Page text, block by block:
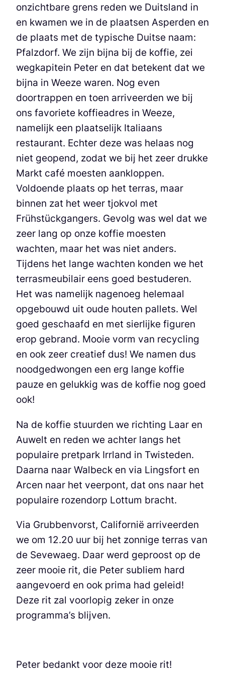
onzichtbare grens reden we Duitsland in
en kwamen we in de plaatsen Asperden en
de plaats met de typische Duitse naam:
Pfalzdorf. We zijn bijna bij de koffie, zei
wegkapitein Peter en dat betekent dat we
bijna in Weeze waren. Nog even
doortrappen en toen arriveerden we bij
ons favoriete koffieadres in Weeze,
namelijk een plaatselijk Italiaans
restaurant. Echter deze was helaas nog
niet geopend, zodat we bij het zeer drukke
Markt café moesten aankloppen.
Voldoende plaats op het terras, maar
binnen zat het weer tjokvol met
Frühstückgangers. Gevolg was wel dat we
zeer lang op onze koffie moesten
wachten, maar het was niet anders.
Tijdens het lange wachten konden we het
terrasmeubilair eens goed bestuderen.
Het was namelijk nagenoeg helemaal
opgebouwd uit oude houten pallets. Wel
goed geschaafd en met sierlijke figuren
erop gebrand. Mooie vorm van recycling
en ook zeer creatief dus! We namen dus
noodgedwongen een erg lange koffie
pauze en gelukkig was de koffie nog goed
ook!
Na de koffie stuurden we richting Laar en
Auwelt en reden we achter langs het
populaire pretpark Irrland in Twisteden.
Daarna naar Walbeck en via Lingsfort en
Arcen naar het veerpont, dat ons naar het
populaire rozendorp Lottum bracht.
Via Grubbenvorst, Californië arriveerden
we om 12.20 uur bij het zonnige terras van
de Sevewaeg. Daar werd geproost op de
zeer mooie rit, die Peter subliem hard
aangevoerd en ook prima had geleid!
Deze rit zal voorlopig zeker in onze
programma’s blijven.
Peter bedankt voor deze mooie rit!